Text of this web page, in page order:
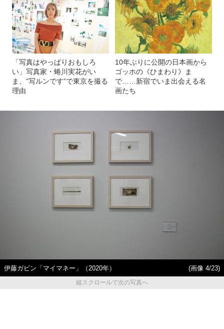
「写真はやっぱりおもしろ
い」写真家・蜷川実花がい
ま、“写ルンです”で東京を撮る
理由
10年ぶりに公開の日本画から
ゴッホの《ひまわり》ま
で……新宿でいま出会える名
画たち
伊藤ガビン「マイマネー」（2020年）
(画像 4/23)
縦スクロールで次の写真へ